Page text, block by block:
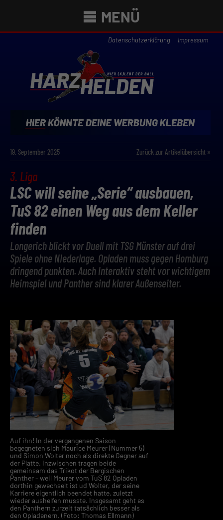
MENÜ
Datenschutzerklärung Impressum
19. September 2025 Zurück zur Artikelübersicht »
3. Liga
LSC will seine „Serie“ ausbauen,
TuS 82 einen Weg aus dem Keller
finden
Longerich blickt vor Duell mit TSG Münster auf drei
Spiele ohne NIederlage. Opladen muss gegen Homburg
dringend punkten. Auch Interaktiv steht vor wichtigem
Heimspiel und Panther sind klarer Außenseiter.
Auf ihn! In der vergangenen Saison
begegneten sich Maurice Meurer (Nummer 5)
und Simon Wolter noch als direkte Gegner auf
der Platte. Inzwischen tragen beide
gemeinsam das Trikot der Bergischen
Panther – weil Meurer vom TuS 82 Opladen
dorthin gewechselt ist ud Wolter, der seine
Karriere eigentlich beendet hatte, zuletzt
wieder aushelfen musste. Insgesamt geht es
den Panthern zurzeit tatsächlich besser als
den Opladenern. (Foto: Thomas Ellmann)